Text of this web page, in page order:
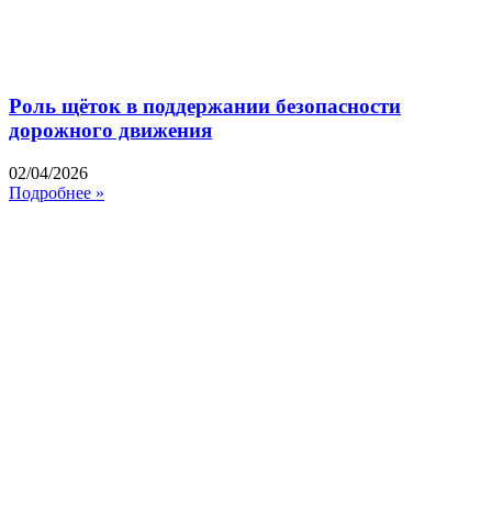
Роль щёток в поддержании безопасности
дорожного движения
02/04/2026
Подробнее »